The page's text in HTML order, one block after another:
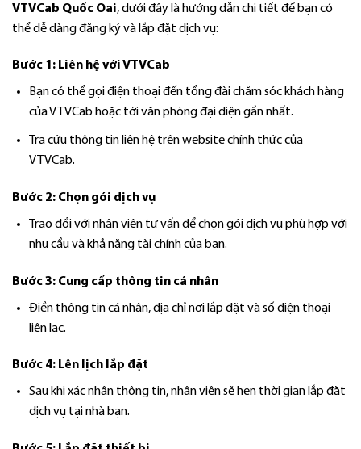
VTVCab Quốc Oai, dưới đây là hướng dẫn chi tiết để bạn có
thể dễ dàng đăng ký và lắp đặt dịch vụ:
Bước 1: Liên hệ với VTVCab
Bạn có thể gọi điện thoại đến tổng đài chăm sóc khách hàng
của VTVCab hoặc tới văn phòng đại diện gần nhất.
Tra cứu thông tin liên hệ trên website chính thức của
VTVCab.
Bước 2: Chọn gói dịch vụ
Trao đổi với nhân viên tư vấn để chọn gói dịch vụ phù hợp với
nhu cầu và khả năng tài chính của bạn.
Bước 3: Cung cấp thông tin cá nhân
Điền thông tin cá nhân, địa chỉ nơi lắp đặt và số điện thoại
liên lạc.
Bước 4: Lên lịch lắp đặt
Sau khi xác nhận thông tin, nhân viên sẽ hẹn thời gian lắp đặt
dịch vụ tại nhà bạn.